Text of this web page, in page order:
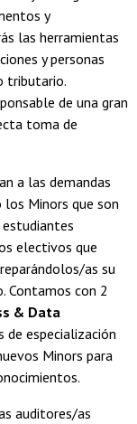
y
las herramientas
y personas
tributario.
de una gran
toma de
a las demandas
Minors que son
electivos que
as su
Contamos con 2
& Data
de especialización
Minors para
auditores/as